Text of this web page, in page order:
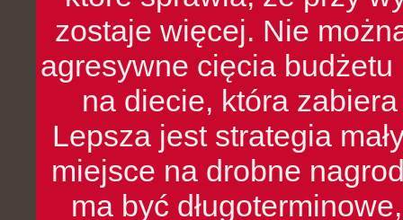
zostaje więcej. Nie
agresywne cięcia
na diecie, która
Lepsza jest strategia
miejsce na drobne
ma być